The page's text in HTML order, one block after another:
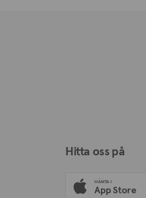
Hitta oss på
HÄMTA I
App Store